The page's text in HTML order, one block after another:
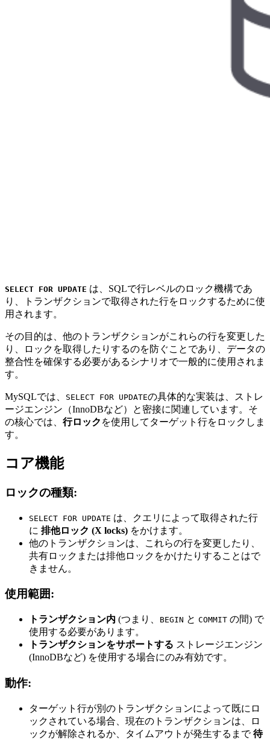
SELECT FOR UPDATE は、SQLで行レベルのロック機構であ
り、トランザクションで取得された行をロックするために使
用されます。
その目的は、他のトランザクションがこれらの行を変更した
り、ロックを取得したりするのを防ぐことであり、データの
整合性を確保する必要があるシナリオで一般的に使用されま
す。
MySQLでは、 SELECT FOR UPDATEの具体的な実装は、ストレ
ージエンジン（InnoDBなど）と密接に関連しています。そ
の核心では、 行ロック を使用してターゲット行をロックしま
す。
コア機能
ロックの種類:
SELECT FOR UPDATE は、クエリによって取得された行
に 排他ロック (X locks) をかけます。
他のトランザクションは、これらの行を変更したり、
共有ロックまたは排他ロックをかけたりすることはで
きません。
使用範囲:
トランザクション内 (つまり、 BEGIN と COMMIT の間) で
使用する必要があります。
トランザクションをサポートする ストレージエンジン
(InnoDBなど) を使用する場合にのみ有効です。
動作:
ターゲット行が別のトランザクションによって既にロ
ックされている場合、現在のトランザクションは、ロ
ックが解除されるか、タイムアウトが発生するまで待